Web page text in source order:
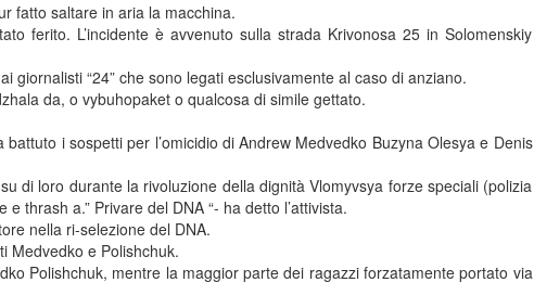
fatto saltare in aria la macchina.
ferito. L’incidente è avvenuto sulla strada Krivonosa 25 in Solomenskiy
giornalisti “24” che sono legati esclusivamente al caso di anziano.
da, o vybuhopaket o qualcosa di simile gettato.
i sospetti per l’omicidio di Andrew Medvedko Buzyna Olesya e Denis
di loro durante la rivoluzione della dignità Vlomyvsya forze speciali (polizia
thrash a.” Privare del DNA “- ha detto l’attivista.
nella ri-selezione del DNA.
Medvedko e Polishchuk.
Polishchuk, mentre la maggior parte dei ragazzi forzatamente portato via